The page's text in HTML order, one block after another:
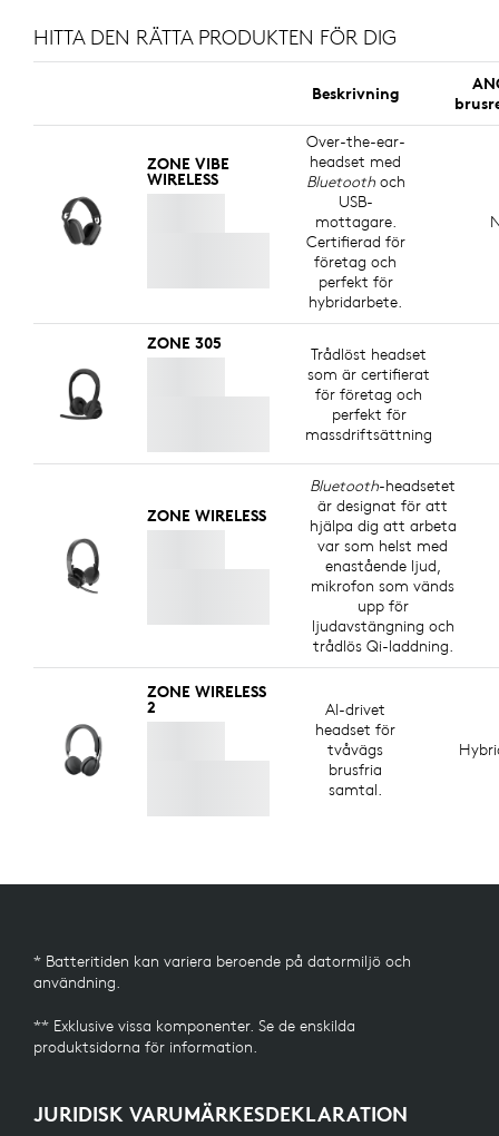
HITTA DEN RÄTTA PRODUKTEN FÖR DIG
Beskrivning
ZONE VIBE
WIRELESS
Over-the-ear-
headset med
Bluetoothoch
USB-
mottagare.
Certifierad för
företag och
perfekt för
hybridarbete.
ZONE 305
Trådlöst headset
som är certifierat
för företag och
perfekt för
massdriftsättning
ZONE WIRELESS
Bluetooth-headsetet
är designat för att
hjälpa dig att arbeta
var som helst med
enastående ljud,
mikrofon som vänds
upp för
ljudavstängning och
trådlös Qi-laddning.
ZONE WIRELESS
2
AI-drivet
headset för
tvåvägs
brusfria
samtal.
* Batteritiden kan variera beroende på datormiljö och
användning.
** Exklusive vissa komponenter. Se de enskilda
produktsidorna för information.
JURIDISK VARUMÄRKESDEKLARATION